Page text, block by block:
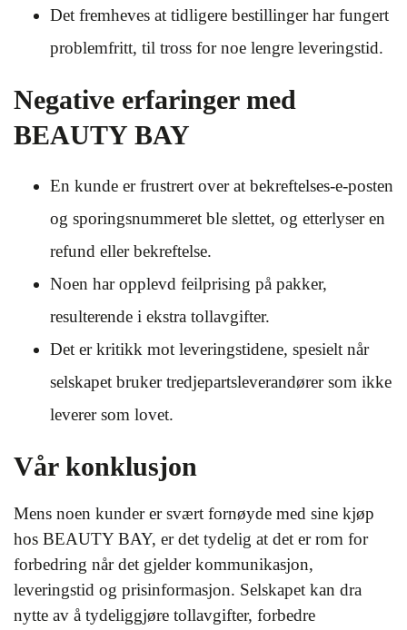
Det fremheves at tidligere bestillinger har fungert
problemfritt, til tross for noe lengre leveringstid.
Negative erfaringer med
BEAUTY BAY
En kunde er frustrert over at bekreftelses-e-posten
og sporingsnummeret ble slettet, og etterlyser en
refund eller bekreftelse.
Noen har opplevd feilprising på pakker,
resulterende i ekstra tollavgifter.
Det er kritikk mot leveringstidene, spesielt når
selskapet bruker tredjepartsleverandører som ikke
leverer som lovet.
Vår konklusjon
Mens noen kunder er svært fornøyde med sine kjøp
hos BEAUTY BAY, er det tydelig at det er rom for
forbedring når det gjelder kommunikasjon,
leveringstid og prisinformasjon. Selskapet kan dra
nytte av å tydeliggjøre tollavgifter, forbedre